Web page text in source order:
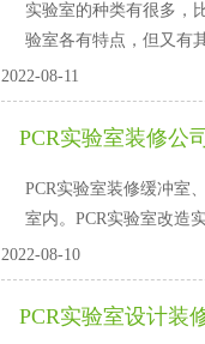
实验室的种类有很多，
验室各有特点，但又有
2022-08-11
PCR实验室装修公司
PCR实验室装修缓冲室
室内。PCR实验室改造
2022-08-10
PCR实验室设计装